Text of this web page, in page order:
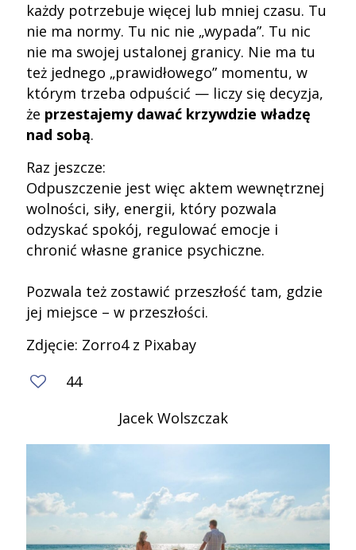
każdy potrzebuje więcej lub mniej czasu. Tu
nie ma normy. Tu nic nie „wypada”. Tu nic
nie ma swojej ustalonej granicy. Nie ma tu
też jednego „prawidłowego” momentu, w
którym trzeba odpuścić — liczy się decyzja,
że przestajemy dawać krzywdzie władzę
nad sobą.
Raz jeszcze:
Odpuszczenie jest więc aktem wewnętrznej
wolności, siły, energii, który pozwala
odzyskać spokój, regulować emocje i
chronić własne granice psychiczne.
Pozwala też zostawić przeszłość tam, gdzie
jej miejsce – w przeszłości.
Zdjęcie: Zorro4 z Pixabay
44
Jacek Wolszczak